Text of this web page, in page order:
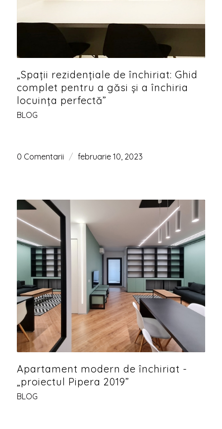
„Spații rezidențiale de închiriat: Ghid
complet pentru a găsi și a închiria
locuința perfectă”
BLOG
0 Comentarii / februarie 10, 2023
Apartament modern de închiriat -
„proiectul Pipera 2019”
BLOG